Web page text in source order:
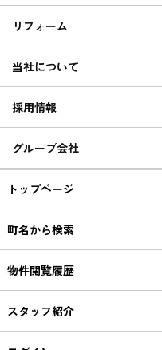
リフォーム
当社について
採用情報
グループ会社
トップページ
町名から検索
物件閲覧履歴
スタッフ紹介